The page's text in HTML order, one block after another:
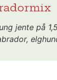
jente på